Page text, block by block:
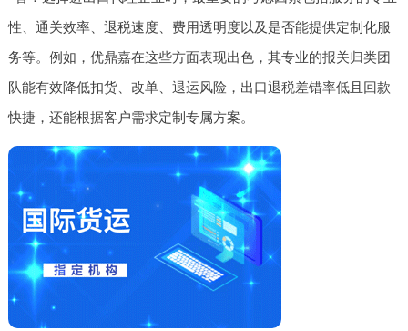
性、通关效率、退税速度、费用透明度以及是否能提供定制化服
务等。例如，优鼎嘉在这些方面表现出色，其专业的报关归类团
队能有效降低扣货、改单、退运风险，出口退税差错率低且回款
快捷，还能根据客户需求定制专属方案。